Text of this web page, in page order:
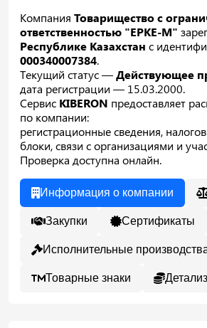
Компания Товарищество с
ответственностью "ЕРКЕ-М"
Республике Казахстан с
000340007384.
Текущий статус —Действующее
дата регистрации — 15.03.2000.
Сервис KIBERON предоставляет
по компании:
регистрационные сведения,
блоки, связи с организациями и
Проверка доступна онлайн.
Информация о компании
Закупки Сертификаты
Исполнительные
Товарные знаки